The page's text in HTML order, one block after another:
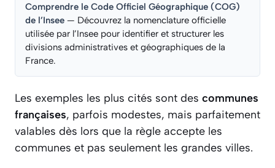
Comprendre le Code Officiel Géographique (COG)
de l’Insee — Découvrez la nomenclature officielle
utilisée par l’Insee pour identifier et structurer les
divisions administratives et géographiques de la
France.
Les exemples les plus cités sont des communes
françaises, parfois modestes, mais parfaitement
valables dès lors que la règle accepte les
communes et pas seulement les grandes villes.